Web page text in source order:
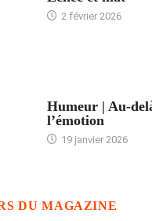
2 février 2026
Humeur | Au-
l’émotion
19 janvier 2026
DU MAGAZINE